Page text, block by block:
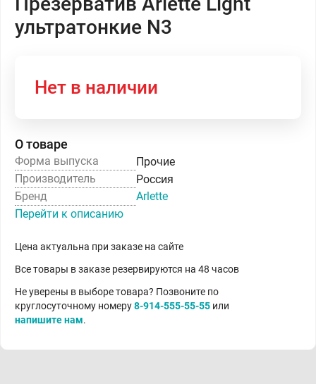
ультратонкие N3
Нет в наличии
О товаре
Форма выпуска
Прочие
Производитель
Россия
Бренд
Arlette
Перейти к описанию
Цена актуальна при заказе на сайте
Все товары в заказе резервируются на 48 часов
Не уверены в выборе товара? Позвоните по
круглосуточному номеру8-914-555-55-55 или
напишите нам.